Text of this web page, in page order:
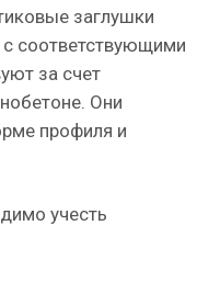
заглушки
соответствующими
за счет
Они
профиля и
учесть